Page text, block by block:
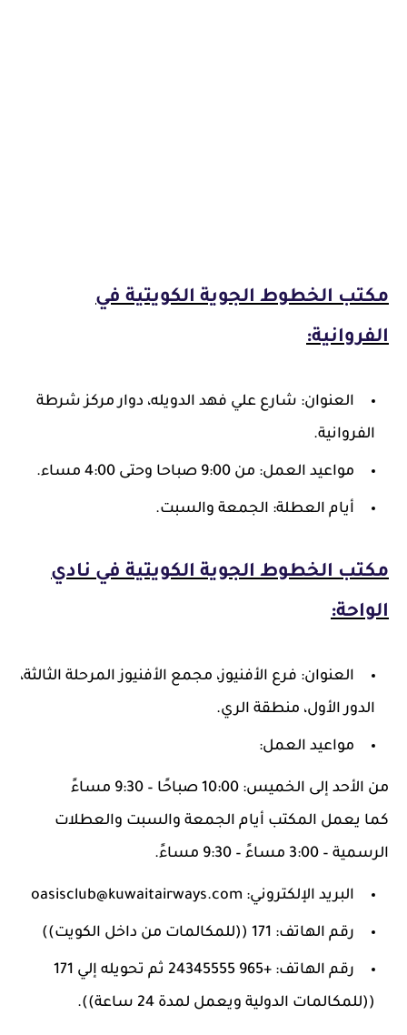
مكتب الخطوط الجوية الكويتية في
الفروانية:
العنوان: شارع علي فهد الدويله، دوار مركز شرطة
الفروانية.
مواعيد العمل: من 9:00 صباحا وحتى 4:00 مساء.
أيام العطلة: الجمعة والسبت.
مكتب الخطوط الجوية الكويتية في نادي
الواحة:
العنوان: فرع الأفنيوز، مجمع الأفنيوز المرحلة الثالثة،
الدور الأول، منطقة الري.
مواعيد العمل:
من الأحد إلى الخميس: 10:00 صباحًا – 9:30 مساءً
كما يعمل المكتب أيام الجمعة والسبت والعطلات
الرسمية – 3:00 مساءً – 9:30 مساءً.
البريد الإلكتروني: oasisclub@kuwaitairways.com
رقم الهاتف: 171 ((للمكالمات من داخل الكويت))
رقم الهاتف: +965 24345555 ثم تحويله إلي 171
((للمكالمات الدولية ويعمل لمدة 24 ساعة)).